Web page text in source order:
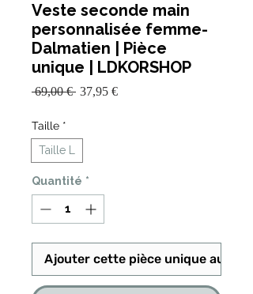
Veste seconde main
personnalisée femme-
Dalmatien | Pièce
unique | LDKORSHOP
69,00 € Prix
37,95 €Prix
Taille *
Taille L
Quantité *
Ajouter cette pièce unique au